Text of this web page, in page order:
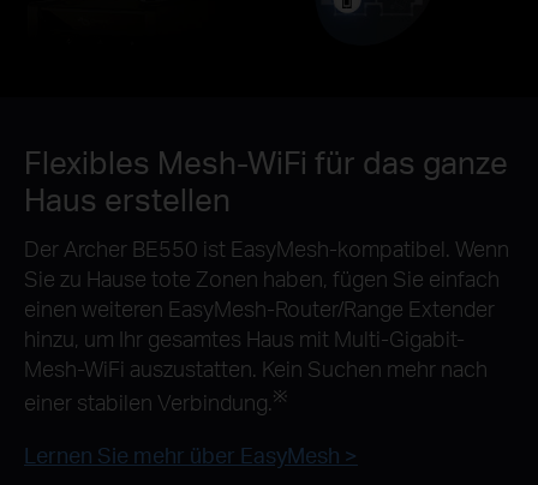
Flexibles Mesh-WiFi für das ganze
Haus erstellen
Der Archer BE550 ist EasyMesh-kompatibel. Wenn
Sie zu Hause tote Zonen haben, fügen Sie einfach
einen weiteren EasyMesh-Router/Range Extender
hinzu, um Ihr gesamtes Haus mit Multi-Gigabit-
Mesh-WiFi auszustatten. Kein Suchen mehr nach
einer stabilen Verbindung.※
Lernen Sie mehr über EasyMesh >